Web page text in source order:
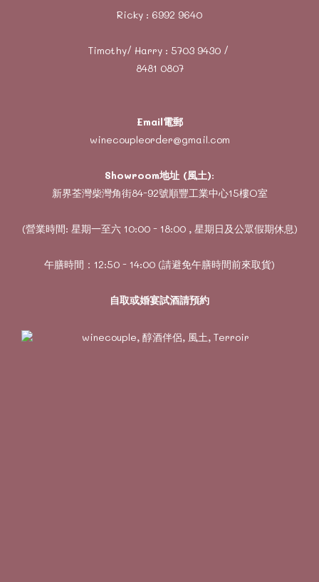
Ricky : 6992 9640
Timothy/ Harry : 5703 9430/
8481 0807
Email電郵
winecoupleorder@gmail.com
Showroom地址 (風土):
新界荃灣柴灣角街84-92號順豐工業中心15樓O室
(營業時間: 星期一至六 10:00 - 18:00 , 星期日及公眾假期休息)
午膳時間：12:50 - 14:00 (請避免午膳時間前來取貨)
自取或婚宴試酒請預約